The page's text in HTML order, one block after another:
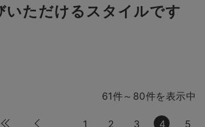
いただけるスタイルです
61件～80件を表示中
1 2 3 4 5